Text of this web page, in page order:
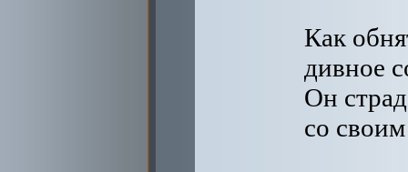
Как
дивное
Он
со